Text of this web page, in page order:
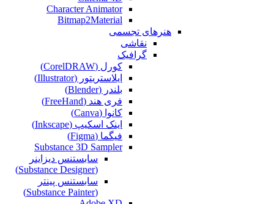
Character Animator
Bitmap2Material
هنرهای تجسمی
نقاشی‌
گرافیک
کورل (CorelDRAW)
ایلاستریتور (Illustrator)
بلندر (Blender)
فری هند (FreeHand)
کانوا (Canva)
اینک اسکیپ (Inkscape)
فیگما (Figma‎)
Substance 3D Sampler
سابستنس دیزاینر
(Substance Designer)
سابستنس پینتر
(Substance Painter)